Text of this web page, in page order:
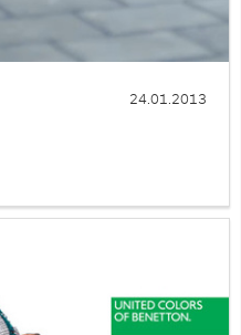
24.01.2013